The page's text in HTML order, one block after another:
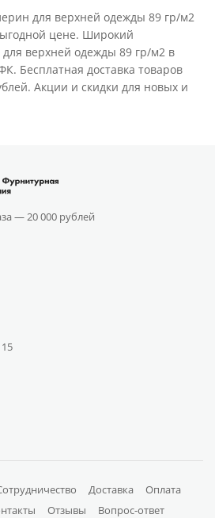
для верхней одежды 89 гр/м2
цене. Широкий
верхней одежды 89 гр/м2 в
Бесплатная доставка товаров
Акции и скидки для новых и
—20 000 рублей
Доставка
Оплата
Отзывы
Вопрос-ответ